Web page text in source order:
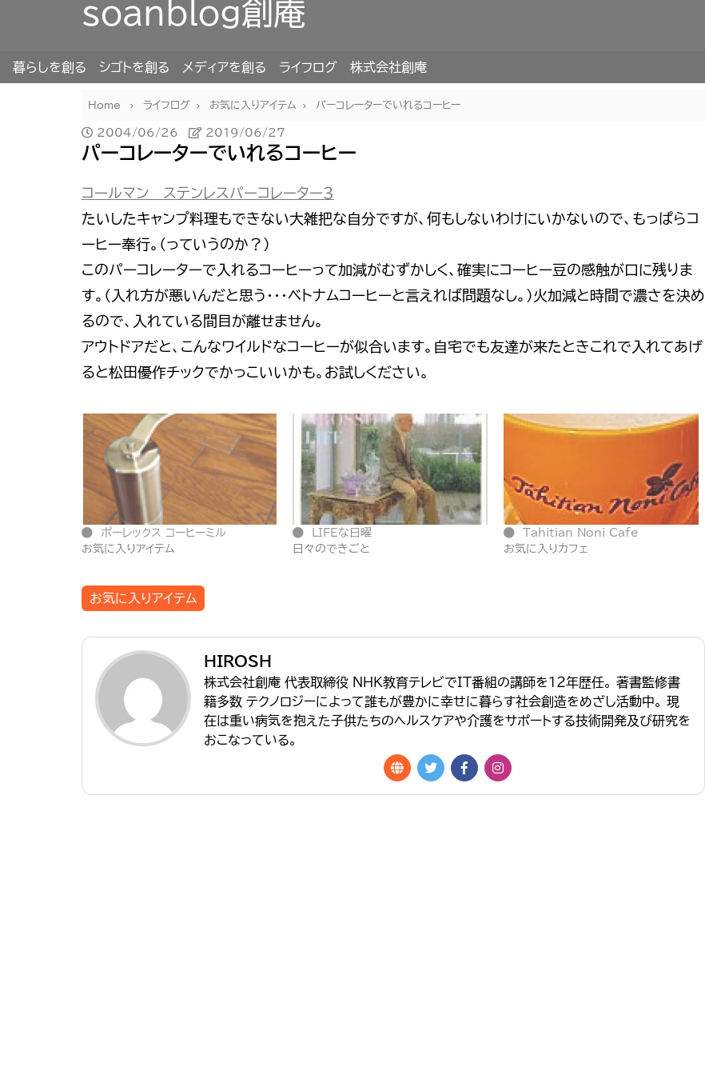
soanblog創庵
暮らしを創る シゴトを創る メディアを創る ライフログ 株式会社創庵
Home ライフログ お気に入りアイテム パーコレーターでいれるコーヒー
2004/06/26 2019/06/27
パーコレーターでいれるコーヒー
コールマン ステンレスパーコレーター３
たいしたキャンプ料理もできない大雑把な自分ですが、何もしないわけにいかないので、もっぱらコ
ーヒー奉行。（っていうのか？）
このパーコレーターで入れるコーヒーって加減がむずかしく、確実にコーヒー豆の感触が口に残りま
す。（入れ方が悪いんだと思う・・・ベトナムコーヒーと言えれば問題なし。）火加減と時間で濃さを決め
るので、入れている間目が離せません。
アウトドアだと、こんなワイルドなコーヒーが似合います。自宅でも友達が来たときこれで入れてあげ
ると松田優作チックでかっこいいかも。お試しください。
ポーレックス コーヒーミル
お気に入りアイテム
LIFEな日曜
日々のできごと
Tahitian Noni Cafe
お気に入りカフェ
お気に入りアイテム
HIROSH
株式会社創庵 代表取締役 NHK教育テレビでIT番組の講師を１２年歴任。 著書監修書
籍多数 テクノロジーによって誰もが豊かに幸せに暮らす社会創造をめざし活動中。 現
在は重い病気を抱えた子供たちのヘルスケアや介護をサポートする技術開発及び研究を
おこなっている。